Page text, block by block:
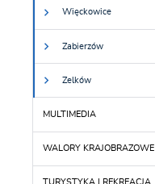
Więckowice
Zabierzów
Zelków
MULTIMEDIA
WALORY KRAJOBRAZOWE